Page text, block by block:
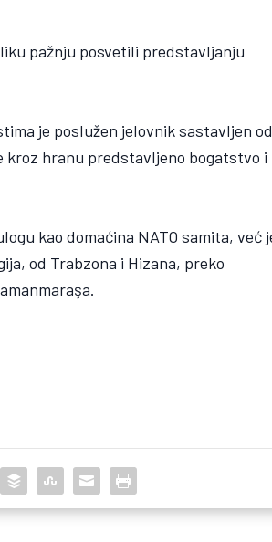
pažnju posvetili predstavljanju
je poslužen jelovnik sastavljen
hranu predstavljeno bogatstvo i
kao domaćina NATO samita, već
od Trabzona i Hizana, preko